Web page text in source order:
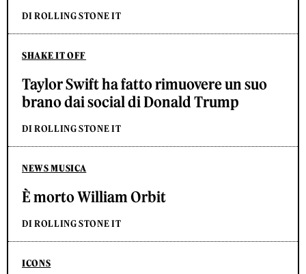
DI ROLLING STONE IT
SHAKE IT OFF
Taylor Swift ha fatto rimuovere un suo
brano dai social di Donald Trump
DI ROLLING STONE IT
NEWS MUSICA
È morto William Orbit
DI ROLLING STONE IT
ICONS